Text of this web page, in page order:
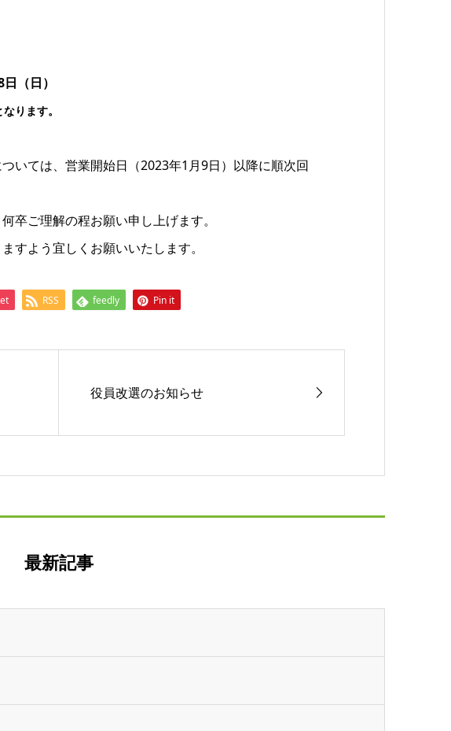
（日）
ります。
いては、営業開始日（2023年1月9日）以降に順次回
卒ご理解の程お願い申し上げます。
すよう宜しくお願いいたします。
RSS feedly Pin it
役員改選のお知らせ
最新記事